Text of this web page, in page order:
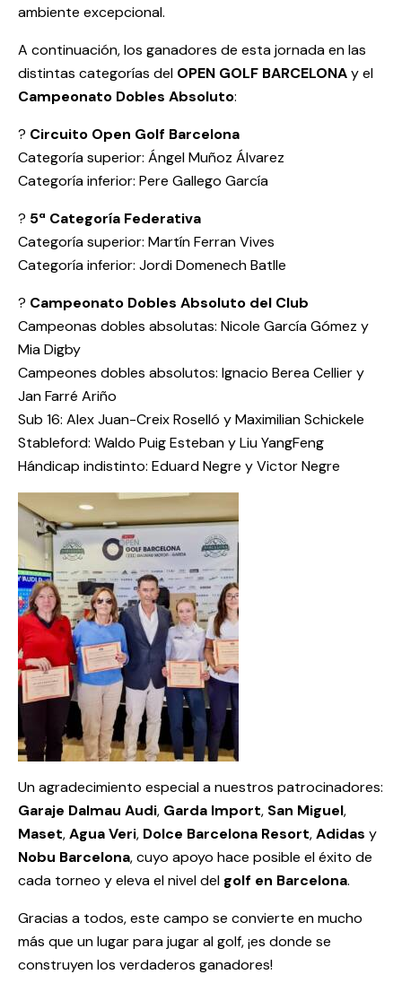
ambiente excepcional.
A continuación, los ganadores de esta jornada en las
distintas categorías del OPEN GOLF BARCELONAy el
Campeonato Dobles Absoluto:
? Circuito Open Golf Barcelona
Categoría superior: Ángel Muñoz Álvarez
Categoría inferior: Pere Gallego García
? 5ª Categoría Federativa
Categoría superior: Martín Ferran Vives
Categoría inferior: Jordi Domenech Batlle
? Campeonato Dobles Absoluto del Club
Campeonas dobles absolutas: Nicole García Gómez y
Mia Digby
Campeones dobles absolutos: Ignacio Berea Cellier y
Jan Farré Ariño
Sub 16: Alex Juan-Creix Roselló y Maximilian Schickele
Stableford: Waldo Puig Esteban y Liu YangFeng
Hándicap indistinto: Eduard Negre y Victor Negre
Un agradecimiento especial a nuestros patrocinadores:
Garaje Dalmau Audi, Garda Import, San Miguel,
Maset,Agua Veri, Dolce Barcelona Resort,Adidas y
Nobu Barcelona, cuyo apoyo hace posible el éxito de
cada torneo y eleva el nivel del golf en Barcelona.
Gracias a todos, este campo se convierte en mucho
más que un lugar para jugar al golf, ¡es donde se
construyen los verdaderos ganadores!